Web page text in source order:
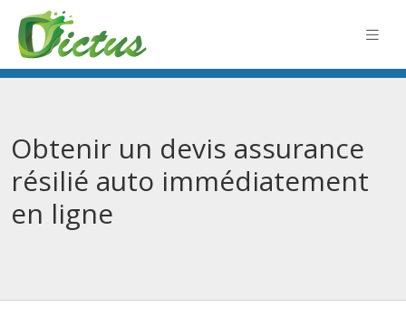
Obtenir un devis assurance
résilié auto immédiatement
en ligne